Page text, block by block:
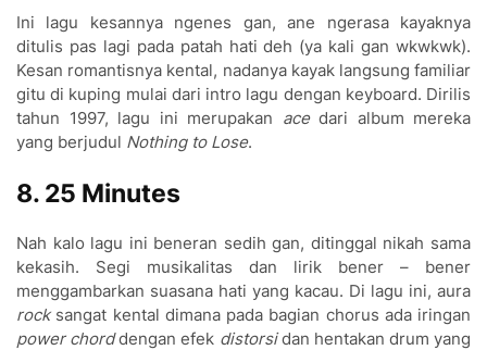
Ini lagu kesannya ngenes gan, ane ngerasa kayaknya
ditulis pas lagi pada patah hati deh (ya kali gan wkwkwk).
Kesan romantisnya kental, nadanya kayak langsung familiar
gitu di kuping mulai dari intro lagu dengan keyboard. Dirilis
tahun 1997, lagu ini merupakan acedari album mereka
yang berjudul Nothing to Lose.
8. 25 Minutes
Nah kalo lagu ini beneran sedih gan, ditinggal nikah sama
kekasih. Segi musikalitas dan lirik bener – bener
menggambarkan suasana hati yang kacau. Di lagu ini, aura
rocksangat kental dimana pada bagian chorus ada iringan
power chorddengan efek distorsidan hentakan drum yang